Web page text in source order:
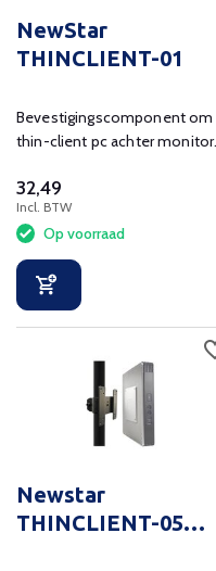
NewStar
THINCLIENT-01
Bevestigingscomponent om
thin-client pc achter monitor
32,49
Incl. BTW
Op voorraad
Newstar
THINCLIENT-05